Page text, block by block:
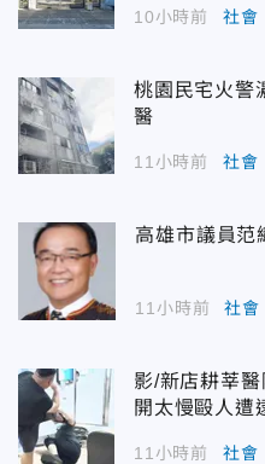
10小時前 社會
桃園民宅火
醫
11小時前 社會
高雄市議員范
11小時前 社會
影/新店耕莘
開太慢毆人遭
11小時前 社會